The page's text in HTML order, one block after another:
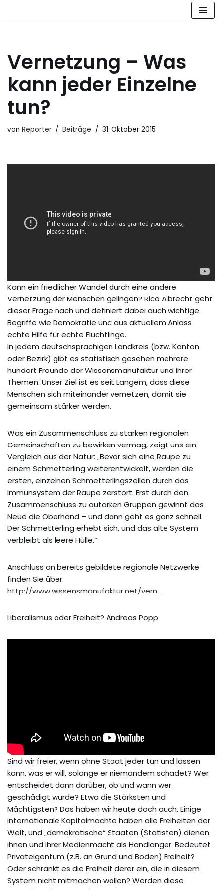
Vernetzung – Was
kann jeder Einzelne
tun?
von Reporter Beiträge 31. Oktober 2015
Kann ein friedlicher Wandel durch eine andere
Vernetzung der Menschen gelingen? Rico Albrecht geht
dieser Frage nach und definiert dabei auch wichtige
Begriffe wie Demokratie und aus aktuellem Anlass
echte Hilfe für echte Flüchtlinge.
In jedem deutschsprachigen Landkreis (bzw. Kanton
oder Bezirk) gibt es statistisch gesehen mehrere
hundert Freunde der Wissensmanufaktur und ihrer
Themen. Unser Ziel ist es seit Langem, dass diese
Menschen sich miteinander vernetzen, damit sie
gemeinsam stärker werden.
Was ein Zusammenschluss zu starken regionalen
Gemeinschaften zu bewirken vermag, zeigt uns ein
Vergleich aus der Natur: „Bevor sich eine Raupe zu
einem Schmetterling weiterentwickelt, werden die
ersten, einzelnen Schmetterlingszellen durch das
Immunsystem der Raupe zerstört. Erst durch den
Zusammenschluss zu autarken Gruppen gewinnt das
Neue die Oberhand – und dann geht es ganz schnell.
Der Schmetterling erhebt sich, und das alte System
verbleibt als leere Hülle.“
Anschluss an bereits gebildete regionale Netzwerke
finden Sie über:
http://www.wissensmanufaktur.net/vern…
Liberalismus oder Freiheit? Andreas Popp
Sind wir freier, wenn ohne Staat jeder tun und lassen
kann, was er will, solange er niemandem schadet? Wer
entscheidet dann darüber, ob und wann wer
geschädigt wurde? Etwa die Stärksten und
Mächtigsten? Das haben wir heute doch auch. Einige
internationale Kapitalmächte haben alle Freiheiten der
Welt, und „demokratische“ Staaten (Statisten) dienen
ihnen und ihrer Medienmacht als Handlanger. Bedeutet
Privateigentum (z.B. an Grund und Boden) Freiheit?
Oder schränkt es die Freiheit derer ein, die in diesem
System nicht mitmachen wollen? Werden diese